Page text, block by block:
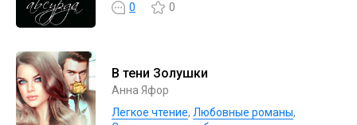
0 0
В тени Золушки
Анна Яфор
Легкое чтение, Любовные романы,